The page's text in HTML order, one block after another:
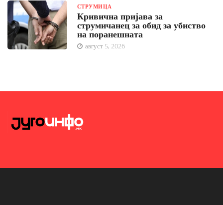
СТРУМИЦА
Кривична пријава за
струмичанец за обид за убиство
на поранешната
август 5, 2026